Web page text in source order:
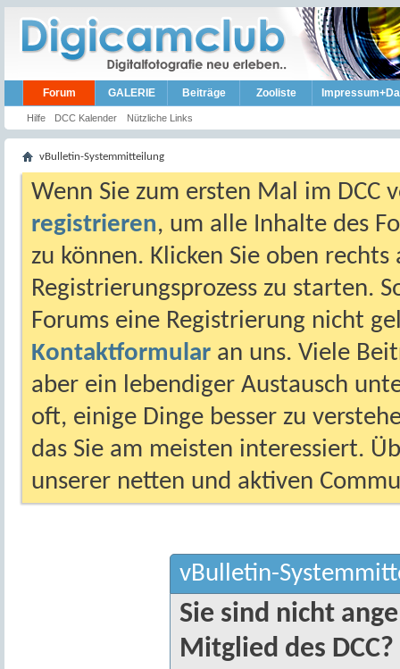
Forum
Hilfe DCC Kalender Nützliche Links
GALERIE Beiträge Zooliste
vBulletin-Systemmitteilung
Wenn Sie zum ersten Mal im DCC
registrieren, um alle Inhalte des
zu können. Klicken Sie oben
Registrierungsprozess zu starten.
Forums eine Registrierung nicht
Kontaktformular an uns. Viele
aber ein lebendiger Austausch
oft, einige Dinge besser zu
das Sie am meisten interessiert.
unserer netten und aktiven
vBulletin-
Sie sind nicht
Mitglied des DCC?